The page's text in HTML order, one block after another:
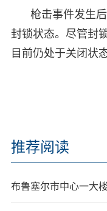
枪击事件发生
封锁状态。尽管封
目前仍处于关闭状
推荐阅读
布鲁塞尔市中心一大